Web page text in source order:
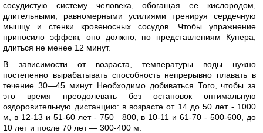
сосудистую систему человека, обогащая ее кислородом,
длительными, равномерными усилиями тренируя сердечную
мышцу и стенки кровеносных сосудов. Чтобы упражнение
приносило эффект, оно должно, по представлениям Купера,
длиться не менее 12 минут.
В зависимости от возраста, температуры воды нужно
постепенно вырабатывать способность непрерывно плавать в
течение 30—45 минут. Необходимо добиваться Того, чтобы за
это время преодолевать без остановок оптимальную
оздоровительную дистанцию: в возрасте от 14 до 50 лет - 1000
м, в 12-13 и 51-60 лет - 750—800, в 10-11 и 61-70 - 500-600, до
10 лет и после 70 лет — 300-400 м.